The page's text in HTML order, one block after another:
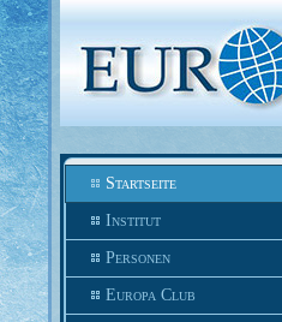
Startseite
Institut
Personen
Europa Club